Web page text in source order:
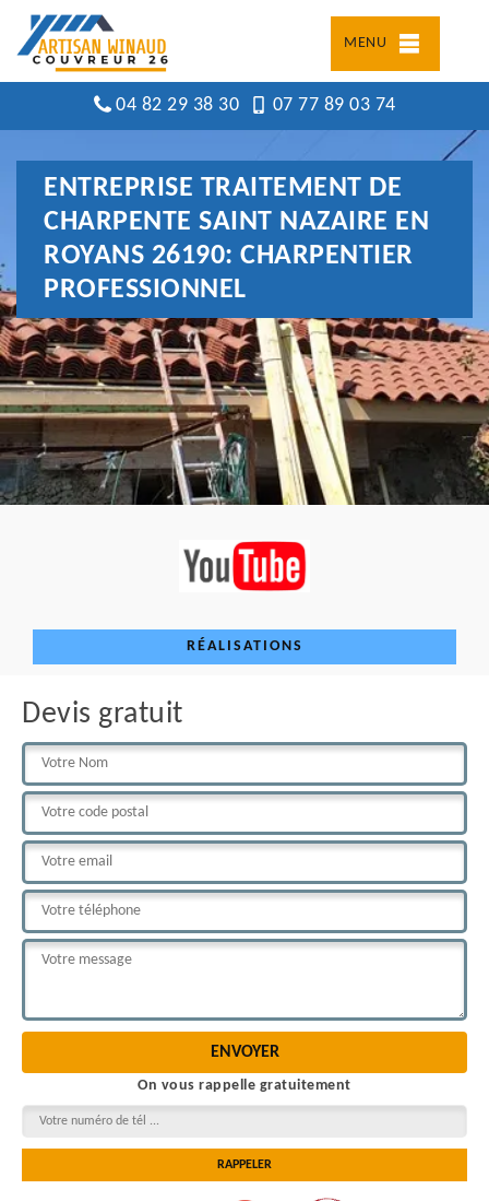
MENU
04 82 29 38 30 07 77 89 03 74
ENTREPRISE TRAITEMENT DE
CHARPENTE SAINT NAZAIRE EN
ROYANS 26190: CHARPENTIER
PROFESSIONNEL
RÉALISATIONS
Devis gratuit
On vous rappelle gratuitement